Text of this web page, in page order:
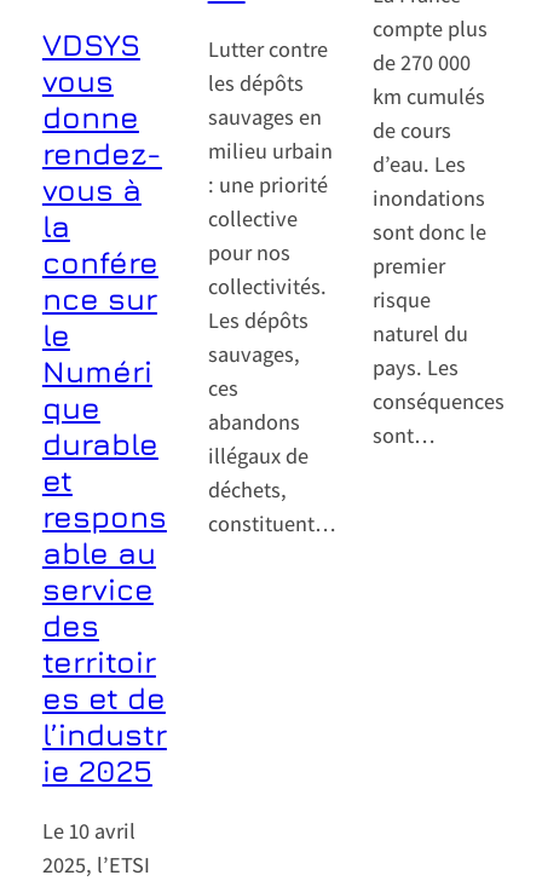
VDSYS
vous
donne
rendez-
vous à
la
confére
nce sur
le
Numéri
que
durable
et
respons
able au
service
des
territoir
es et de
l’industr
ie 2025
Le 10 avril
2025, l’ETSI
Lutter contre
les dépôts
sauvages en
milieu urbain
: une priorité
collective
pour nos
collectivités.
Les dépôts
sauvages,
ces
abandons
illégaux de
déchets,
constituent…
compte plus
de 270 000
km cumulés
de cours
d’eau. Les
inondations
sont donc le
premier
risque
naturel du
pays. Les
conséquences
sont…